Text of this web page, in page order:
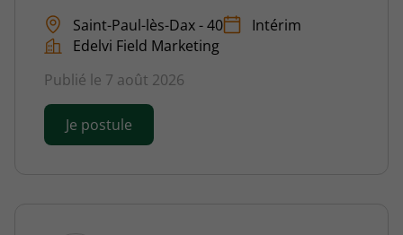
Saint-Paul-lès-Dax - 40
Intérim
Edelvi Field Marketing
Publié le 7 août 2026
Je postule